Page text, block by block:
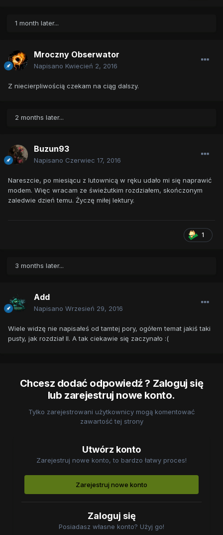
1 month later...
Mroczny Obserwator
Napisano Kwiecień 2, 2016
Z niecierpliwością czekam na ciąg dalszy.
2 months later...
Buzun93
Napisano Czerwiec 17, 2016
Nareszcie, po miesiącu z lutownicą w ręku udało mi się naprawić
modem. Więc wracam ze świeżutkim rozdziałem, skończonym
zaledwie dzień temu. Życzę miłej lektury.
1
3 months later...
Add
Napisano Wrzesień 29, 2016
Wiele widzę nie napisałeś od tamtej pory, ogółem temat jakiś taki
pusty, jak rozdział II. A tak ciekawie się zaczynało :(
Chcesz dodać odpowiedź ? Zaloguj się
lub zarejestruj nowe konto.
Tylko zarejestrowani użytkownicy mogą komentować
zawartość tej strony
Utwórz konto
Zarejestruj nowe konto, to bardzo łatwy proces!
Zarejestruj nowe konto
Zaloguj się
Posiadasz własne konto? Użyj go!